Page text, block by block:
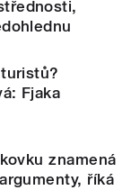
Fjaka
znamená
říká